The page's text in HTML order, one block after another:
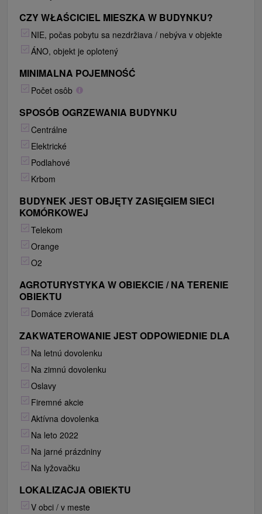
CZY WŁAŚCICIEL MIESZKA W BUDYNKU?
NIE, počas pobytu sa nezdržiava / nebýva v objekte
ÁNO, objekt je oplotený
MINIMALNA POJEMNOŚĆ
Počet osôb
SPOSÓB OGRZEWANIA BUDYNKU
Centrálne
Elektrické
Podlahové
Krbom
BUDYNEK JEST OBJĘTY ZASIĘGIEM SIECI
KOMÓRKOWEJ
Telekom
Orange
O2
AGROTURYSTYKA W OBIEKCIE / NA TERENIE
OBIEKTU
Domáce zvieratá
ZAKWATEROWANIE JEST ODPOWIEDNIE DLA
Na letnú dovolenku
Na zimnú dovolenku
Oslavy
Firemné akcie
Aktívna dovolenka
Na leto 2022
Na jarné prázdniny
Na lyžovačku
LOKALIZACJA OBIEKTU
V obci / v meste